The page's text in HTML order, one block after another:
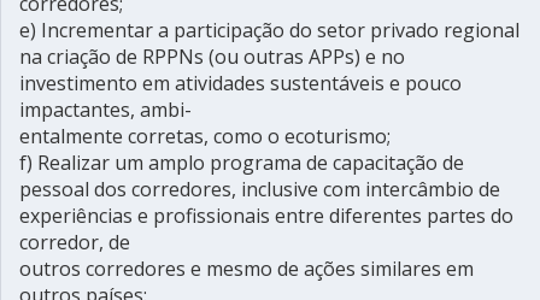
e) Incrementar a participação do setor privado regional
na criação de RPPNs (ou outras APPs) e no
investimento em atividades sustentáveis e pouco
impactantes, ambi-
entalmente corretas, como o ecoturismo;
f) Realizar um amplo programa de capacitação de
pessoal dos corredores, inclusive com intercâmbio de
experiências e profissionais entre diferentes partes do
corredor, de
outros corredores e mesmo de ações similares em